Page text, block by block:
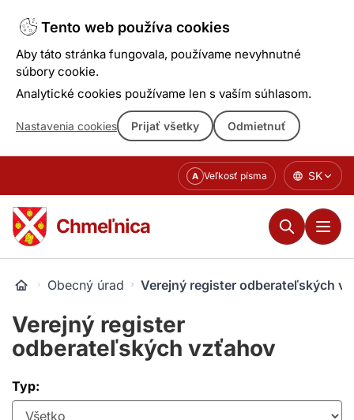
Tento web používa cookies
Aby táto stránka fungovala, používame nevyhnutné
súbory cookie.
Analytické cookies používame len s vaším súhlasom.
Nastavenia cookies Prijať všetky Odmietnuť
obsahu
A Veľkosť písma SK
Chmeľnica
Obecný úrad Verejný register odberateľských
Verejný register
odberateľských vzťahov
Typ: